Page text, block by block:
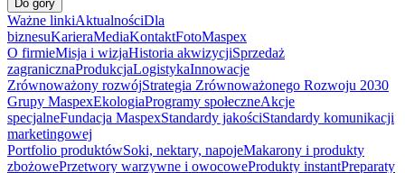
Do góry
Ważne linkiAktualnościDla
biznesuKarieraMediaKontaktFotoMaspex
O firmieMisja i wizjaHistoria akwizycjiSprzedaż
zagranicznaProdukcjaLogistykaInnowacje
Zrównoważony rozwójStrategia Zrównoważonego Rozwoju 2030
Grupy MaspexEkologiaProgramy społeczneAkcje
specjalneFundacja MaspexStandardy jakościStandardy komunikacji
marketingowej
Portfolio produktówSoki, nektary, napojeMakarony i produkty
zbożowePrzetwory warzywne i owocoweProdukty instantPreparaty